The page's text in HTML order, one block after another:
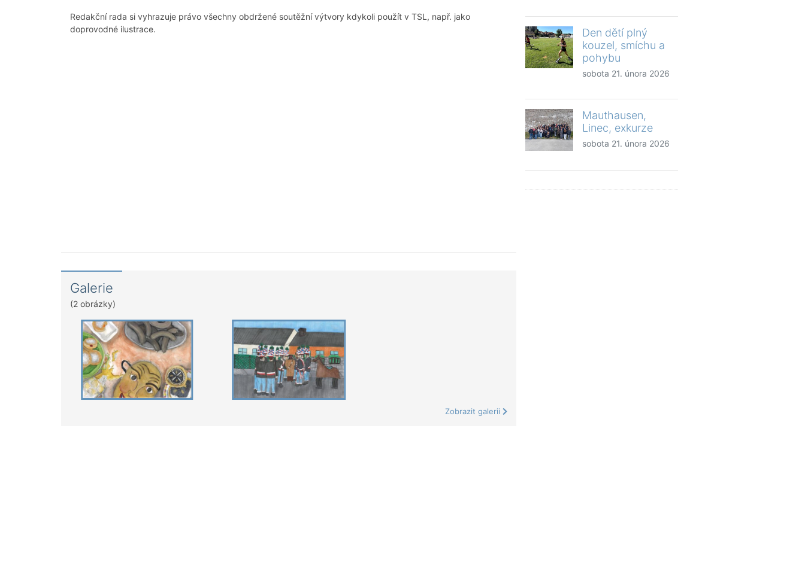
Redakční rada si vyhrazuje právo všechny obdržené soutěžní výtvory kdykoli použít v TSL, např. jako
doprovodné ilustrace.
Galerie
(2 obrázky)
Zobrazit galerii
Den dětí plný
kouzel, smíchu a
pohybu
sobota 21. února 2026
Mauthausen,
Linec, exkurze
sobota 21. února 2026